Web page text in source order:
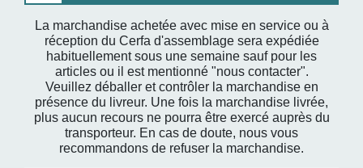
La marchandise achetée avec mise en service ou à
réception du Cerfa d'assemblage sera expédiée
habituellement sous une semaine sauf pour les
articles ou il est mentionné "nous contacter".
Veuillez déballer et contrôler la marchandise en
présence du livreur. Une fois la marchandise livrée,
plus aucun recours ne pourra être exercé auprès du
transporteur. En cas de doute, nous vous
recommandons de refuser la marchandise.